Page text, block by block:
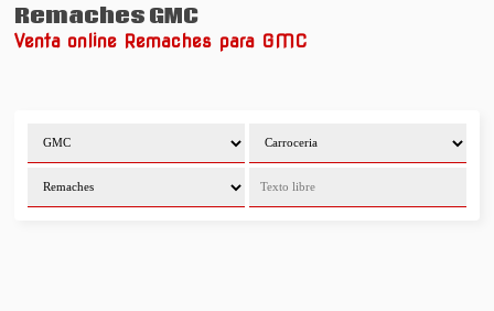
Remaches GMC
Venta online Remaches para GMC